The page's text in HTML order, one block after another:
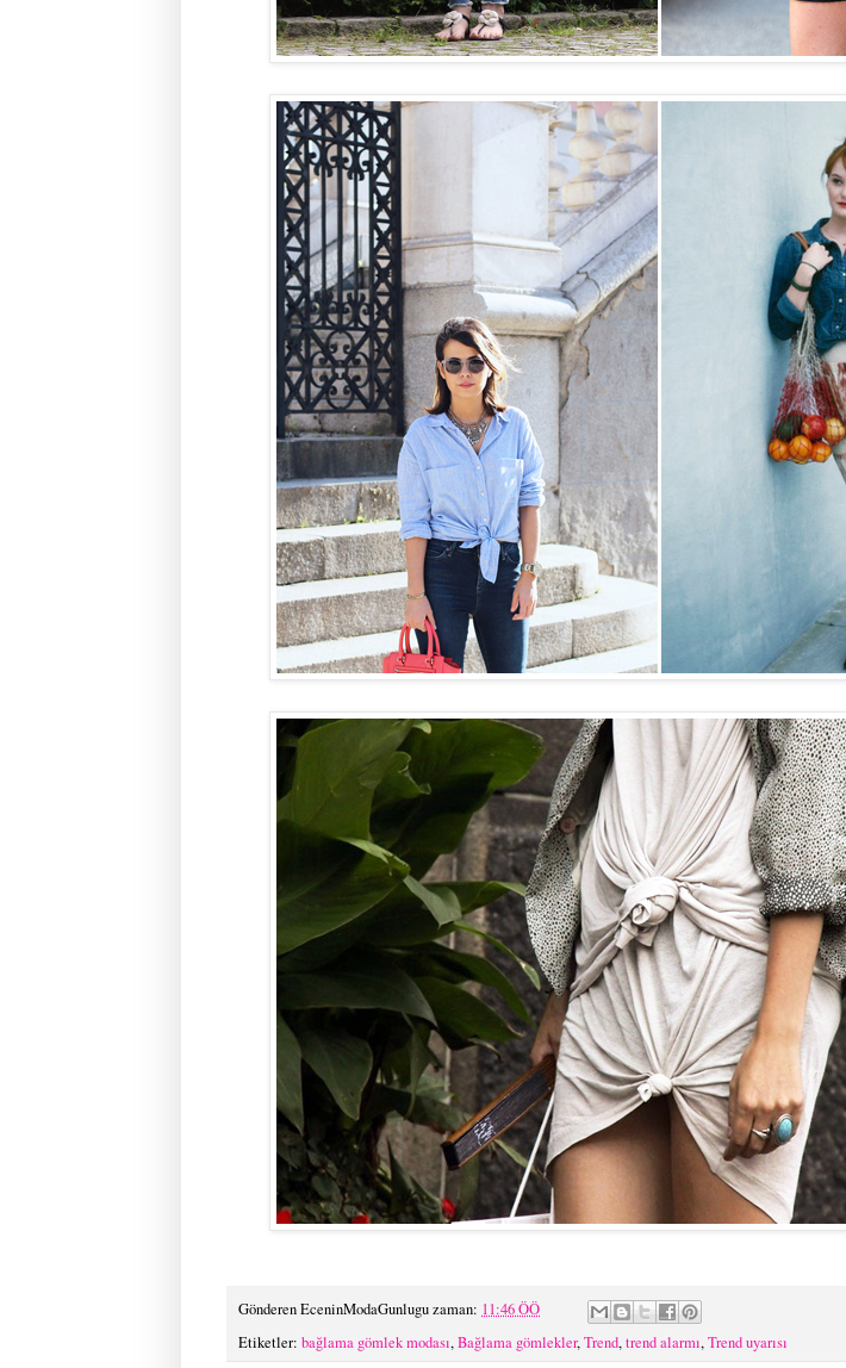
GönderenEceninModaGunluguzaman: 11:46 ÖÖ
Etiketler: bağlama gömlek modası,Bağlama gömlekler,Trend,trend alarmı,Trend uyarısı